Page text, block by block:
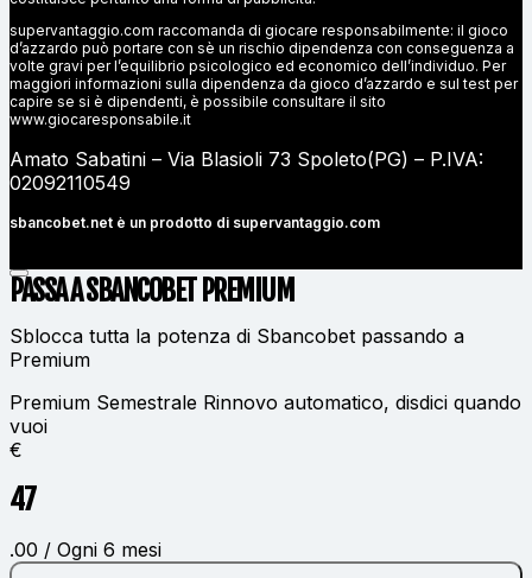
supervantaggio.com raccomanda di giocare responsabilmente: il gioco
d’azzardo può portare con sè un rischio dipendenza con conseguenza a
volte gravi per l’equilibrio psicologico ed economico dell’individuo. Per
maggiori informazioni sulla dipendenza da gioco d’azzardo e sul test per
capire se si è dipendenti, è possibile consultare il sito
www.giocaresponsabile.it
Amato Sabatini – Via Blasioli 73 Spoleto(PG) – P.IVA:
02092110549
sbancobet.net è un prodotto di supervantaggio.com
PASSA A SBANCOBET PREMIUM
Sblocca tutta la potenza di Sbancobet passando a
Premium
Premium Semestrale Rinnovo automatico, disdici quando
vuoi
€
47
.00 / Ogni 6 mesi